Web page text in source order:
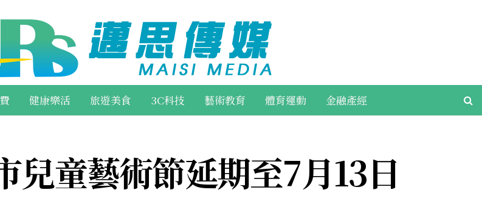
健康樂活 旅遊美食 3C科技 藝術教育 體育運動 金融產經
兒童藝術節延期至7月13日